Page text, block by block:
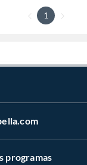
1
programas